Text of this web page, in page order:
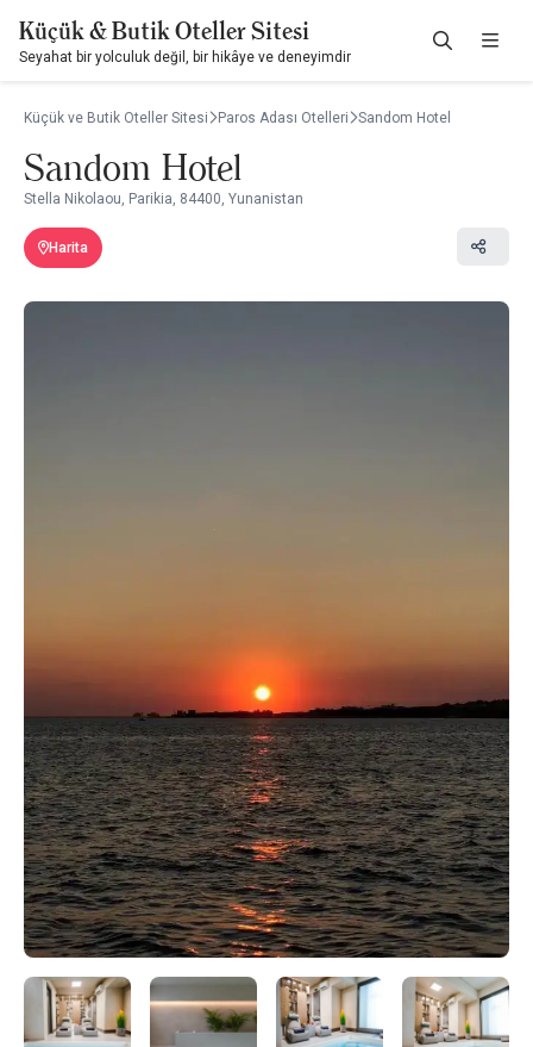
Küçük & Butik Oteller Sitesi
Seyahat bir yolculuk değil, bir hikâye ve deneyimdir
Küçük ve Butik Oteller Sitesi Paros Adası Otelleri Sandom Hotel
Sandom Hotel
Stella Nikolaou, Parikia, 84400, Yunanistan
Harita